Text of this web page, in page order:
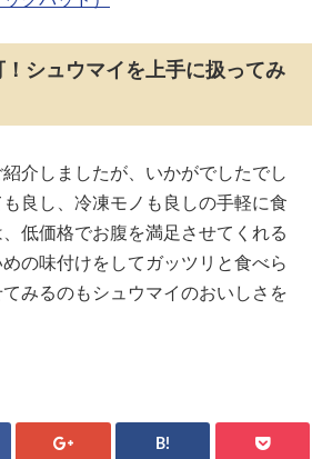
シュウマイを上手に扱ってみ
介しましたが、いかがでしたでし
良し、冷凍モノも良しの手軽に食
低価格でお腹を満足させてくれる
の味付けをしてガッツリと食べら
みるのもシュウマイのおいしさを
B!